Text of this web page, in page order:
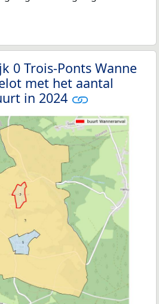
0 Trois-Ponts Wanne
met het aantal
in 2024